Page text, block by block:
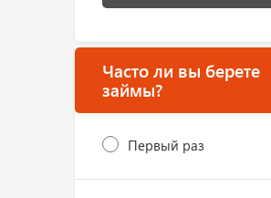
Часто ли вы берете
займы?
Первый раз